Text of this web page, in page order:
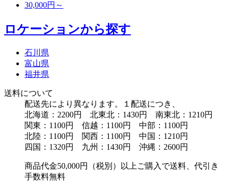
30,000円～
ロケーションから探す
石川県
富山県
福井県
送料について
配送先により異なります。１配送につき、
北海道：2200円 北東北：1430円 南東北：1210円
関東：1100円 信越：1100円 中部：1100円
北陸：1100円 関西：1100円 中国：1210円
四国：1320円 九州：1430円 沖縄：2600円
商品代金50,000円（税別）以上ご購入で送料、代引き
手数料無料